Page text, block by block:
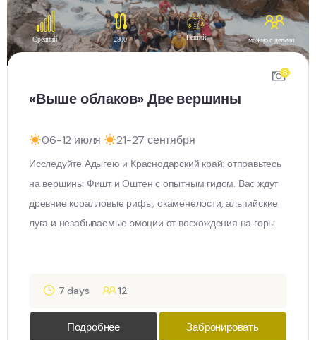
Средний 2800 Пеший можно с детьми
6
«Выше облаков» Две вершины
06-12 июля 21-27 сентября
Исследуйте Адыгею и Краснодарский край: отправьтесь
на вершины Фишт и Оштен с опытным гидом. Вас ждут
древние коралловые рифы, окаменелости, альпийские
луга и незабываемые эмоции от восхождения на горы.
7 days 12
Подробнее Забронировать